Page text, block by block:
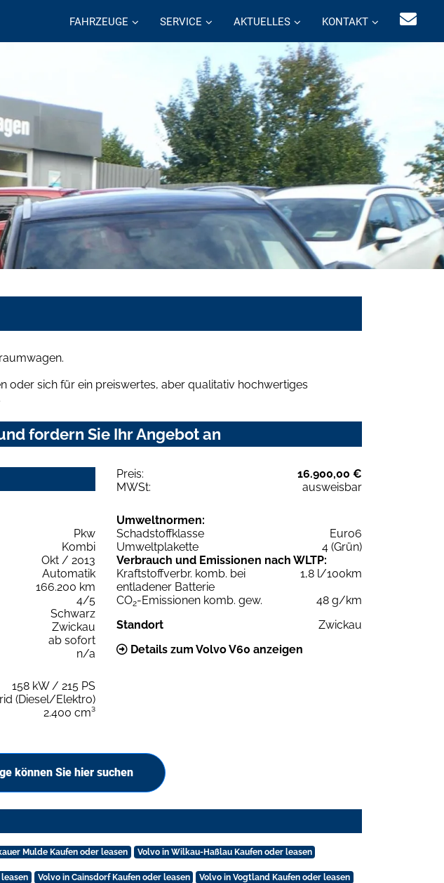
FAHRZEUGE SERVICE AKTUELLES KONTAKT
oder sich für ein preiswertes, aber qualitativ hochwertiges
fordern Sie Ihr Angebot an
Preis:
16.900,00 €
MWSt:
ausweisbar
Pkw
Kombi
Okt / 2013
Automatik
166.200 km
4/5
Schwarz
Zwickau
ab sofort
n/a
158 kW / 215 PS
(Diesel/Elektro)
2.400 cm³
Umweltnormen:
Schadstoffklasse
Euro6
Umweltplakette
4 (Grün)
Verbrauch und Emissionen nach WLTP:
Kraftstoffverbr. komb. bei
entladener Batterie
1,8 l/100km
CO2-Emissionen komb. gew.
48 g/km
Standort
Zwickau
Details zum Volvo V60 anzeigen
können Sie hier suchen
Mulde Kaufen oder leasen Volvo in Wilkau-Haßlau Kaufen oder leasen
Volvo in Cainsdorf Kaufen oder leasen Volvo in Vogtland Kaufen oder leasen